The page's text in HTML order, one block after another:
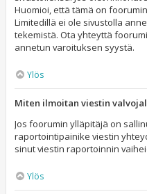
Huomioi, että tämä on
Limitedillä ei ole sivustolla
tekemistä. Ota yhteyttä
annetun varoituksen syystä.
Ylös
Miten ilmoitan viestin
Jos foorumin ylläpitäjä on
raportointipainike viestin
sinut viestin raportoinnin
Ylös